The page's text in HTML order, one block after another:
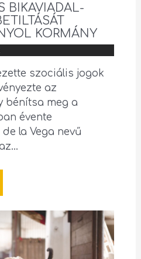
BIKAVIADAL-
KORMÁNY
szociális jogok
az
bénítsa meg a
évente
la Vega nevű